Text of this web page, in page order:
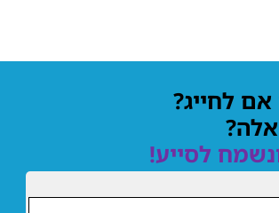
התאמה זוגית בנומרולוגיה
בטלפון - איך זה עובד?
לחייג?
לסייע!